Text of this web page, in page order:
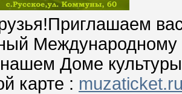
Международному
Доме
карте :